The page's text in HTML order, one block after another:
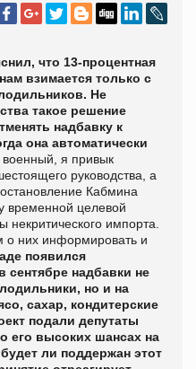
что 13-процентная
взимается только с
Не
такое решение
надбавку к
она автоматически
я привык
руководства, а
Кабмина
временной целевой
некритического импорта.
о них информировать и
появился
сентябре надбавки не
но и на
сахар, кондитерские
подали депутаты
его высоких шансах на
ли поддержан этот